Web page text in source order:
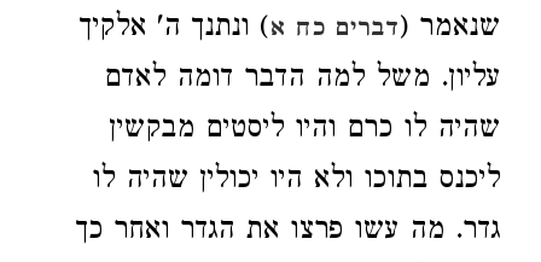
שנאמר (דברים כח א) ונתנך ה' אלקיך
עליון. משל למה הדבר דומה לאדם
שהיה לו כרם והיו ליסטים מבקשין
ליכנס בתוכו ולא היו יכולין שהיה לו
גדר. מה עשו פרצו את הגדר ואחר כך